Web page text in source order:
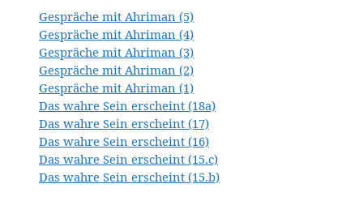
Gespräche mit Ahriman (5)
Gespräche mit Ahriman (4)
Gespräche mit Ahriman (3)
Gespräche mit Ahriman (2)
Gespräche mit Ahriman (1)
Das wahre Sein erscheint (18a)
Das wahre Sein erscheint (17)
Das wahre Sein erscheint (16)
Das wahre Sein erscheint (15.c)
Das wahre Sein erscheint (15.b)